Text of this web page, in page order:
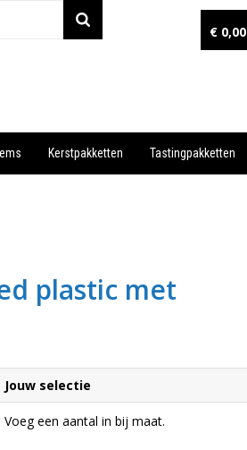
€ 0,00
Kerstpakketten Tastingpakketten
plastic met
Jouw selectie
Voeg een aantal in bij maat.